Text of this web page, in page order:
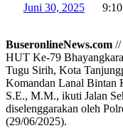
Juni 30, 2025
BuseronlineNews.com //
HUT Ke-79
Tugu Sirih, Kota
Komandan Lanal Bintan
S.E., M.M., ikuti Jalan
diselenggarakan oleh
(29/06/2025).